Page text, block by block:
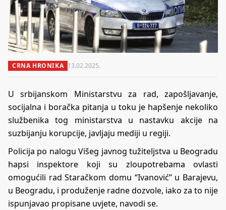
CRNA HRONIKA 13.02.2025.
U srbijanskom Ministarstvu za rad, zapošljavanje,
socijalna i boračka pitanja u toku je hapšenje nekoliko
službenika tog ministarstva u nastavku akcije na
suzbijanju korupcije, javljaju mediji u regiji.
Policija po nalogu Višeg javnog tužiteljstva u Beogradu
hapsi inspektore koji su zloupotrebama ovlasti
omogućili rad Staračkom domu “Ivanović” u Barajevu,
u Beogradu, i produženje radne dozvole, iako za to nije
ispunjavao propisane uvjete, navodi se.